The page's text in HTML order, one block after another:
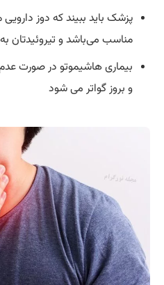
پزشک باید ببیند که دوز
مناسب می‌باشد و تیروئیدتان
بیماری هاشیموتو در صورت عدم
و بروز گواتر می شود